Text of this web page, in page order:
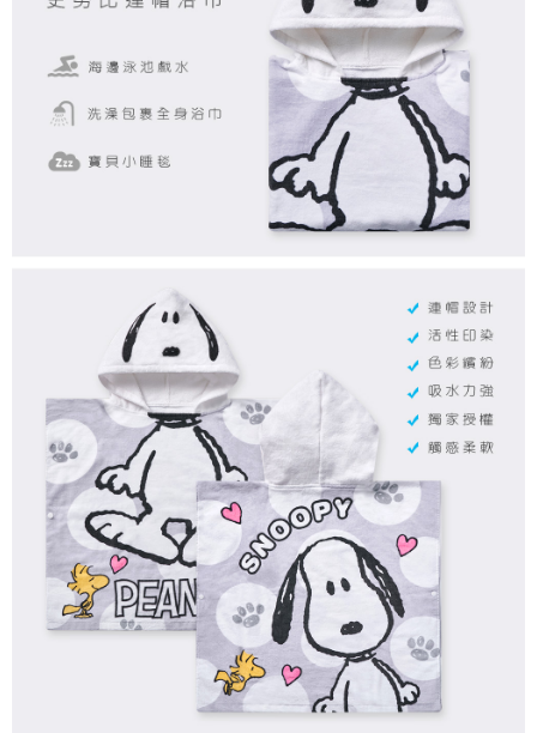
每筆NT$80，滿NT$859(含以上)免運費
7-11取貨付款
每筆NT$80，滿NT$899(含以上)免運費
每筆NT$80，滿NT$859(含以上)免運費